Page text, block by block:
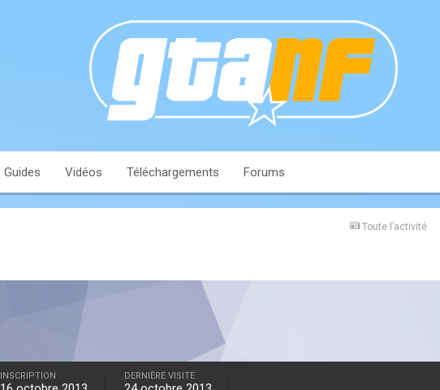
Guides Vidéos Téléchargements Forums
Toute l’activité
INSCRIPTION DERNIÈRE VISITE